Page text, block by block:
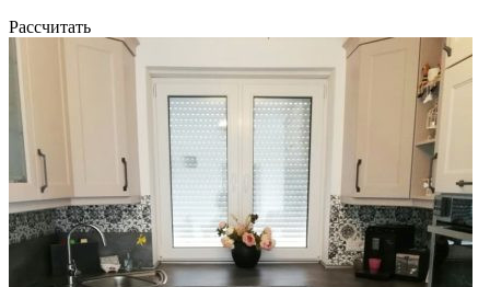
Рассчитать